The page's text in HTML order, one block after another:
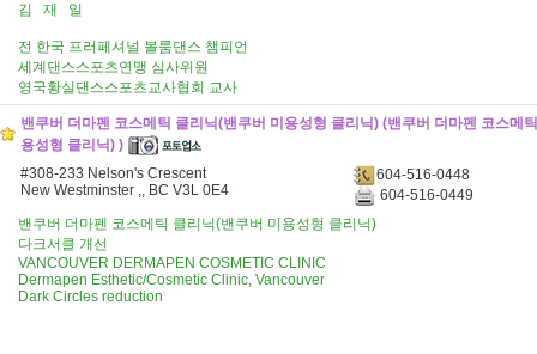
김 재 일
전 한국 프러페셔널 볼룸댄스 챔피언
세계댄스스포츠연맹 심사위원
영국황실댄스스포츠교사협회 교사
밴쿠버 더마펜 코스메틱 클리닉(밴쿠버 미용성형 클리닉) (밴쿠버 더마펜 코스메
용성형 클리닉) )
#308-233 Nelson's Crescent
New Westminster ,, BC V3L 0E4
604-516-0448
604-516-0449
밴쿠버 더마펜 코스메틱 클리닉(밴쿠버 미용성형 클리닉)
다크서클 개선
VANCOUVER DERMAPEN COSMETIC CLINIC
Dermapen Esthetic/Cosmetic Clinic, Vancouver
Dark Circles reduction